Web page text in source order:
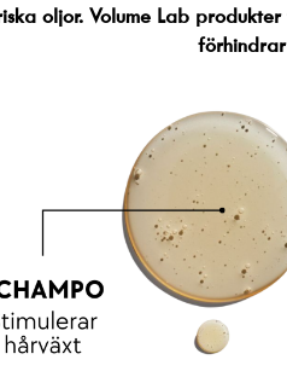
oljor. Volume Lab